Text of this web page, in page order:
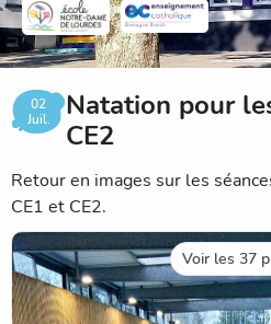
02
Juil.
Natation pour
CE2
Retour en images sur les
CE1 et CE2.
Voir les 37